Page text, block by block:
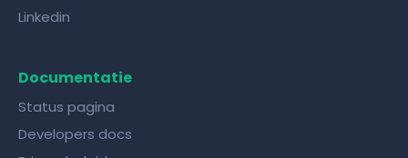
Linkedin
Documentatie
Status pagina
Developers docs